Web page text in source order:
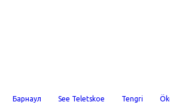
Барнаул See Teletskoe Tengri